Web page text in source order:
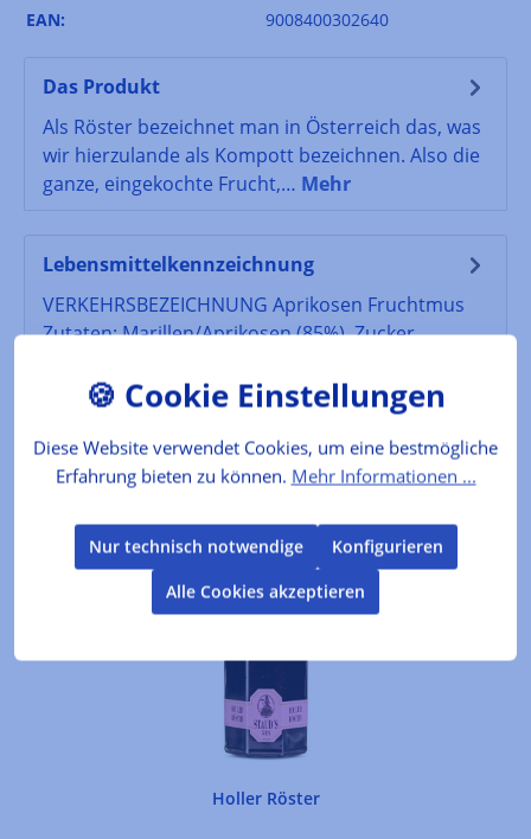
EAN:
9008400302640
Das Produkt
Als Röster bezeichnet man in Österreich das, was
wir hierzulande als Kompott bezeichnen. Also die
ganze, eingekochte Frucht,… Mehr
Lebensmittelkennzeichnung
VERKEHRSBEZEICHNUNG Aprikosen Fruchtmus
Zutaten: Marillen/Aprikosen (85%), Zucker,
Bewertungen
Produktgalerie überspringen
Kunden kauften auch
Holler Röster
Diese Website verwendet Cookies, um eine bestmögliche
Erfahrung bieten zu können. Mehr Informationen ...
Nur technisch notwendige
Konfigurieren
Alle Cookies akzeptieren